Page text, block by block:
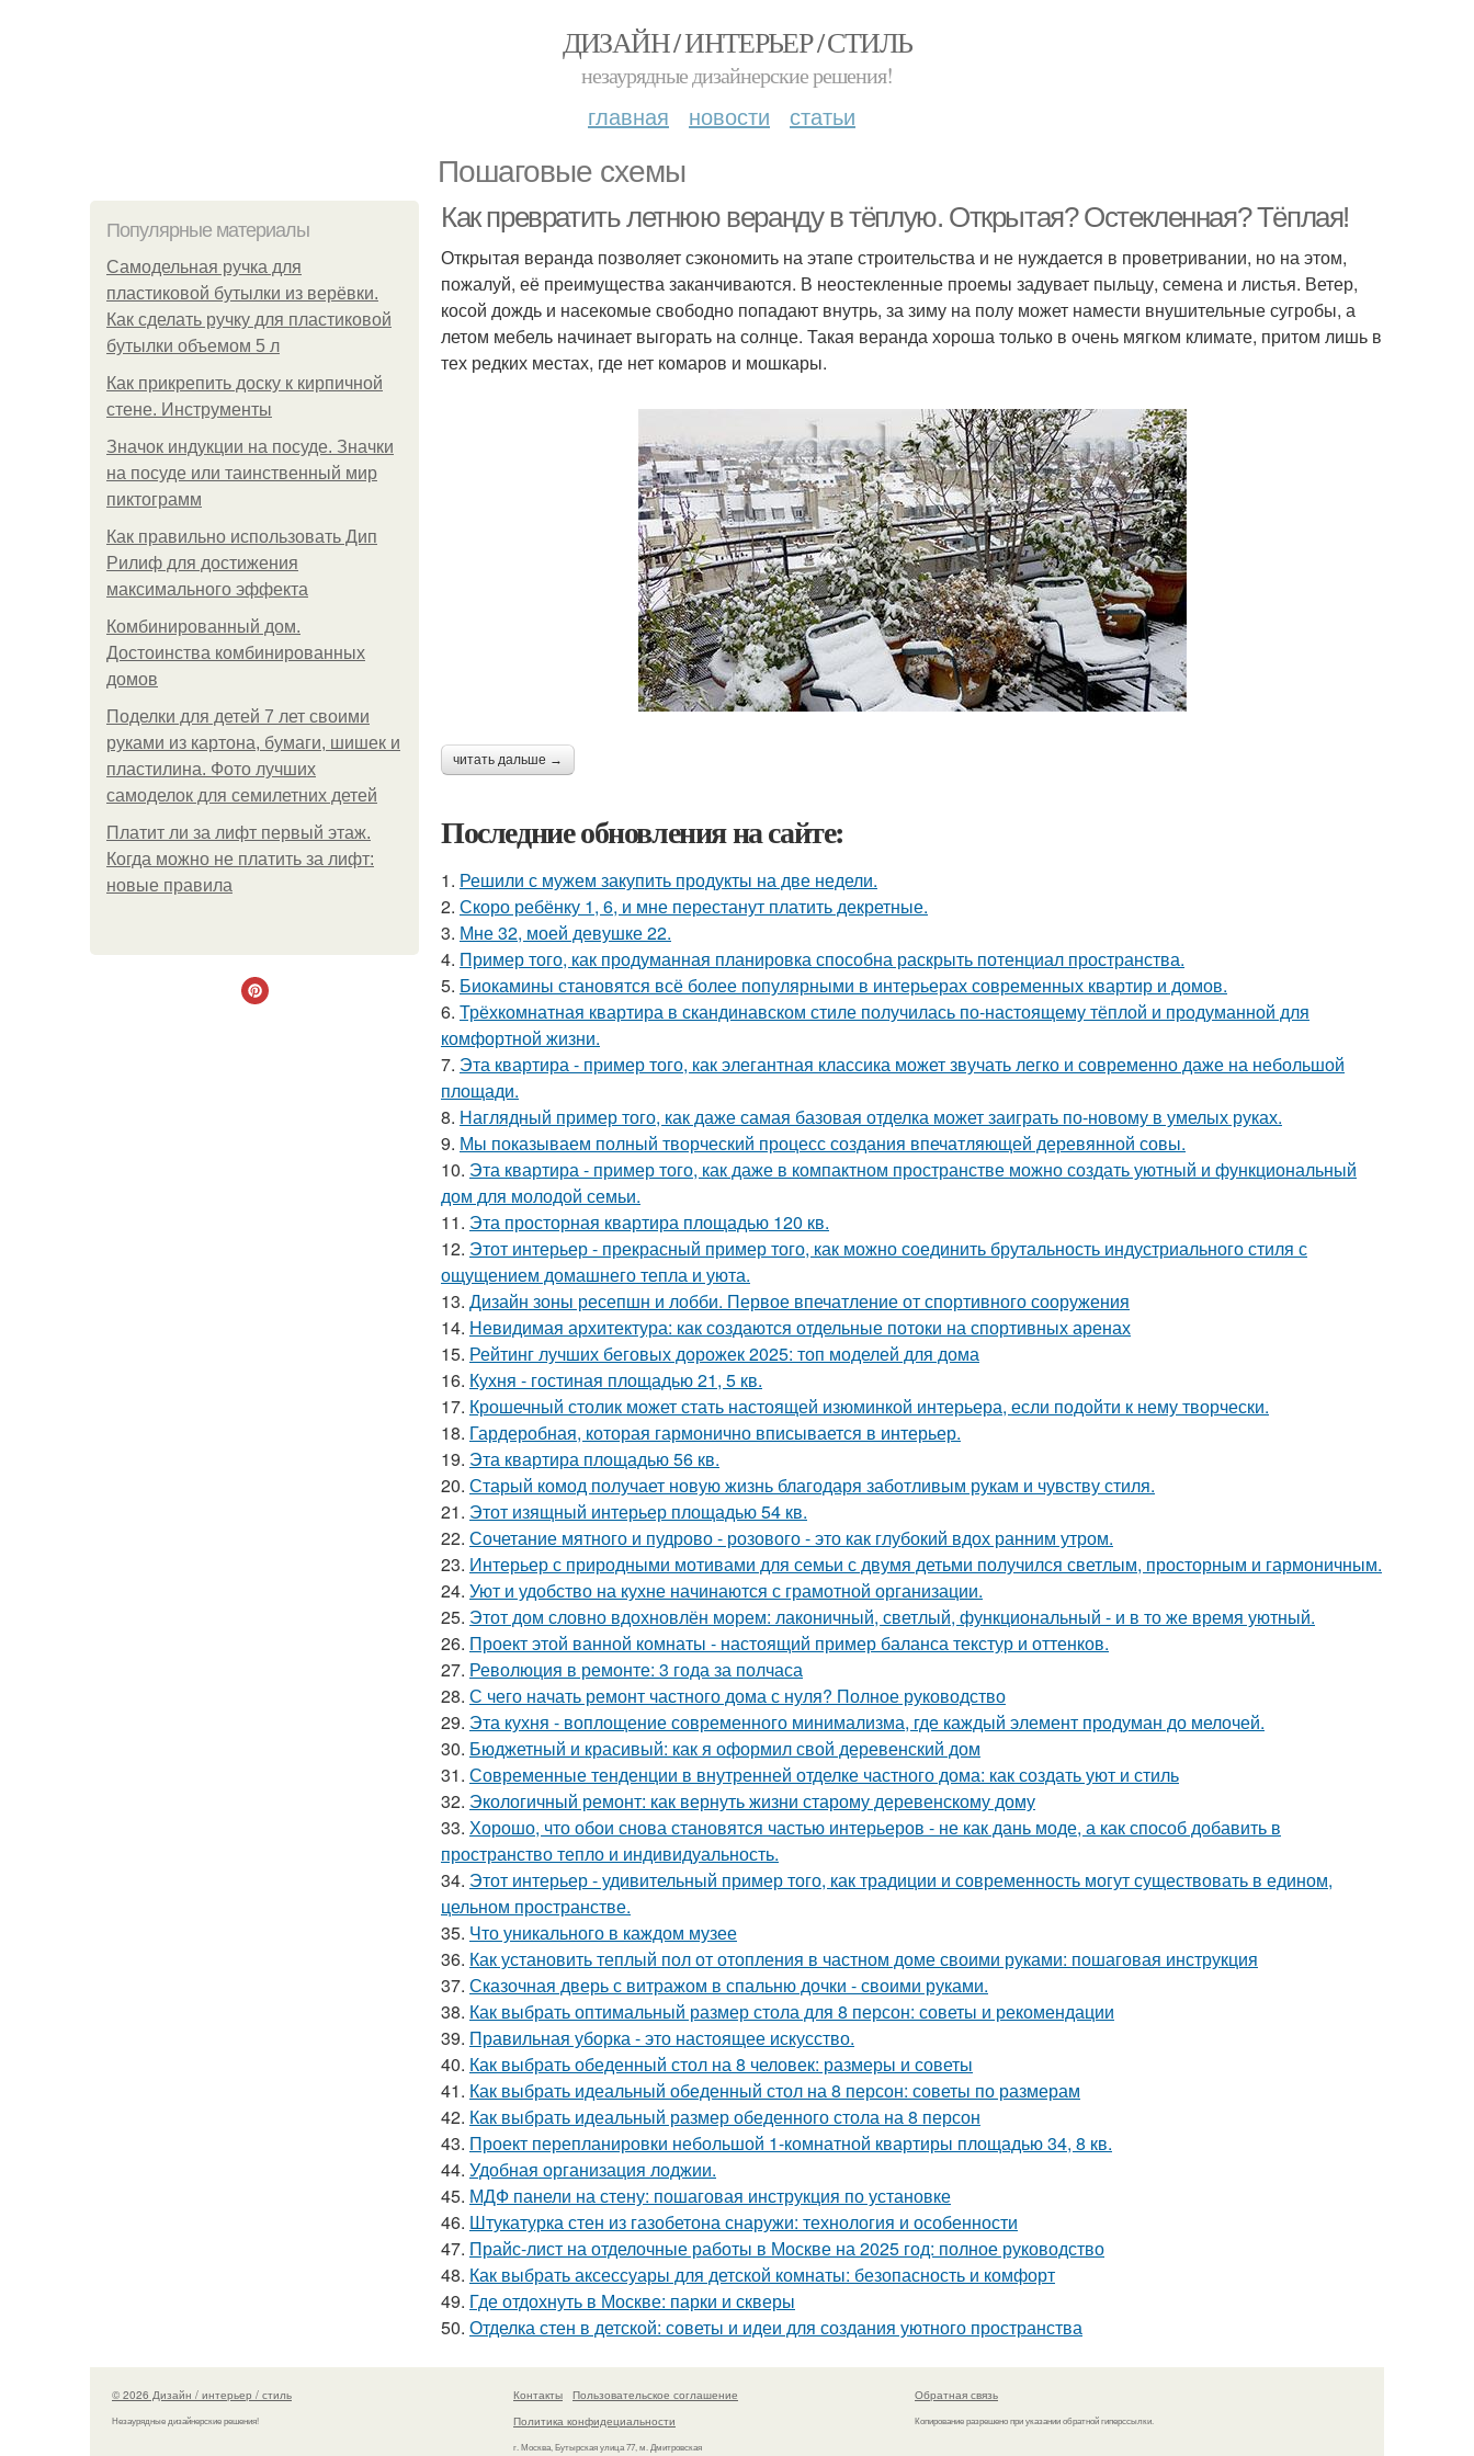
ДИЗАЙН / ИНТЕРЬЕР / СТИЛЬ
незаурядные дизайнерские решения!
главная новости статьи
Пошаговые схемы
Популярные материалы
Самодельная ручка для
пластиковой бутылки из верёвки.
Как сделать ручку для пластиковой
бутылки объемом 5 л
Как прикрепить доску к кирпичной
стене. Инструменты
Значок индукции на посуде. Значки
на посуде или таинственный мир
пиктограмм
Как правильно использовать Дип
Рилиф для достижения
максимального эффекта
Комбинированный дом.
Достоинства комбинированных
домов
Поделки для детей 7 лет своими
руками из картона, бумаги, шишек и
пластилина. Фото лучших
самоделок для семилетних детей
Платит ли за лифт первый этаж.
Когда можно не платить за лифт:
новые правила
Как превратить летнюю веранду в тёплую. Открытая? Остекленная? Тёплая!
Открытая веранда позволяет сэкономить на этапе строительства и не нуждается в проветривании, но на этом,
пожалуй, её преимущества заканчиваются. В неостекленные проемы задувает пыльцу, семена и листья. Ветер,
косой дождь и насекомые свободно попадают внутрь, за зиму на полу может намести внушительные сугробы, а
летом мебель начинает выгорать на солнце. Такая веранда хороша только в очень мягком климате, притом лишь в
тех редких местах, где нет комаров и мошкары.
читать дальше →
Последние обновления на сайте:
1. Решили с мужем закупить продукты на две недели.
2. Скоро ребёнку 1, 6, и мне перестанут платить декретные.
3. Мне 32, моей девушке 22.
4. Пример того, как продуманная планировка способна раскрыть потенциал пространства.
5. Биокамины становятся всё более популярными в интерьерах современных квартир и домов.
6. Трёхкомнатная квартира в скандинавском стиле получилась по-настоящему тёплой и продуманной для
комфортной жизни.
7. Эта квартира - пример того, как элегантная классика может звучать легко и современно даже на небольшой
площади.
8. Наглядный пример того, как даже самая базовая отделка может заиграть по-новому в умелых руках.
9. Мы показываем полный творческий процесс создания впечатляющей деревянной совы.
10. Эта квартира - пример того, как даже в компактном пространстве можно создать уютный и функциональный
дом для молодой семьи.
11. Эта просторная квартира площадью 120 кв.
12. Этот интерьер - прекрасный пример того, как можно соединить брутальность индустриального стиля с
ощущением домашнего тепла и уюта.
13. Дизайн зоны ресепшн и лобби. Первое впечатление от спортивного сооружения
14. Невидимая архитектура: как создаются отдельные потоки на спортивных аренах
15. Рейтинг лучших беговых дорожек 2025: топ моделей для дома
16. Кухня - гостиная площадью 21, 5 кв.
17. Крошечный столик может стать настоящей изюминкой интерьера, если подойти к нему творчески.
18. Гардеробная, которая гармонично вписывается в интерьер.
19. Эта квартира площадью 56 кв.
20. Старый комод получает новую жизнь благодаря заботливым рукам и чувству стиля.
21. Этот изящный интерьер площадью 54 кв.
22. Сочетание мятного и пудрово - розового - это как глубокий вдох ранним утром.
23. Интерьер с природными мотивами для семьи с двумя детьми получился светлым, просторным и гармоничным.
24. Уют и удобство на кухне начинаются с грамотной организации.
25. Этот дом словно вдохновлён морем: лаконичный, светлый, функциональный - и в то же время уютный.
26. Проект этой ванной комнаты - настоящий пример баланса текстур и оттенков.
27. Революция в ремонте: 3 года за полчаса
28. С чего начать ремонт частного дома с нуля? Полное руководство
29. Эта кухня - воплощение современного минимализма, где каждый элемент продуман до мелочей.
30. Бюджетный и красивый: как я оформил свой деревенский дом
31. Современные тенденции в внутренней отделке частного дома: как создать уют и стиль
32. Экологичный ремонт: как вернуть жизни старому деревенскому дому
33. Хорошо, что обои снова становятся частью интерьеров - не как дань моде, а как способ добавить в
пространство тепло и индивидуальность.
34. Этот интерьер - удивительный пример того, как традиции и современность могут существовать в едином,
цельном пространстве.
35. Что уникального в каждом музее
36. Как установить теплый пол от отопления в частном доме своими руками: пошаговая инструкция
37. Сказочная дверь с витражом в спальню дочки - своими руками.
38. Как выбрать оптимальный размер стола для 8 персон: советы и рекомендации
39. Правильная уборка - это настоящее искусство.
40. Как выбрать обеденный стол на 8 человек: размеры и советы
41. Как выбрать идеальный обеденный стол на 8 персон: советы по размерам
42. Как выбрать идеальный размер обеденного стола на 8 персон
43. Проект перепланировки небольшой 1-комнатной квартиры площадью 34, 8 кв.
44. Удобная организация лоджии.
45. МДФ панели на стену: пошаговая инструкция по установке
46. Штукатурка стен из газобетона снаружи: технология и особенности
47. Прайс-лист на отделочные работы в Москве на 2025 год: полное руководство
48. Как выбрать аксессуары для детской комнаты: безопасность и комфорт
49. Где отдохнуть в Москве: парки и скверы
50. Отделка стен в детской: советы и идеи для создания уютного пространства
© 2026 Дизайн / интерьер / стиль
Незаурядные дизайнерские решения!
Контакты
Пользовательское соглашение
Политика конфидециальности
г. Москва, Бутырская улица 77, м. Дмитровская
Обратная связь
Копирование разрешено при указании обратной гиперссылки.